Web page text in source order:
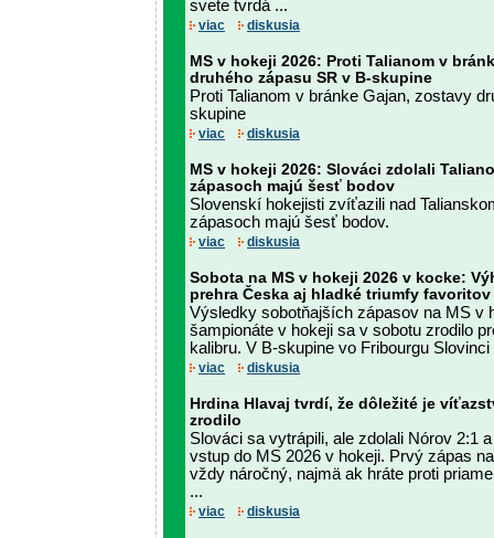
svete tvrdá ...
viac diskusia
MS v hokeji 2026: Proti Talianom v
druhého zápasu SR v B-skupine
Proti Talianom v bránke Gajan, zostavy
skupine
viac diskusia
MS v hokeji 2026: Slováci zdolali
zápasoch majú šesť bodov
Slovenskí hokejisti zvíťazili nad
zápasoch majú šesť bodov.
viac diskusia
Sobota na MS v hokeji 2026 v kocke:
prehra Česka aj hladké triumfy favoritov
Výsledky sobotňajších zápasov na MS v
šampionáte v hokeji sa v sobotu zrodilo
kalibru. V B-skupine vo Fribourgu
viac diskusia
Hrdina Hlavaj tvrdí, že dôležité je
zrodilo
Slováci sa vytrápili, ale zdolali Nórov 2:1
vstup do MS 2026 v hokeji. Prvý zápas
vždy náročný, najmä ak hráte proti
...
viac diskusia